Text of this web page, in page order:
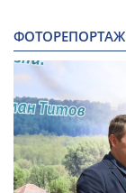
ФОТОРЕПОРТАЖ